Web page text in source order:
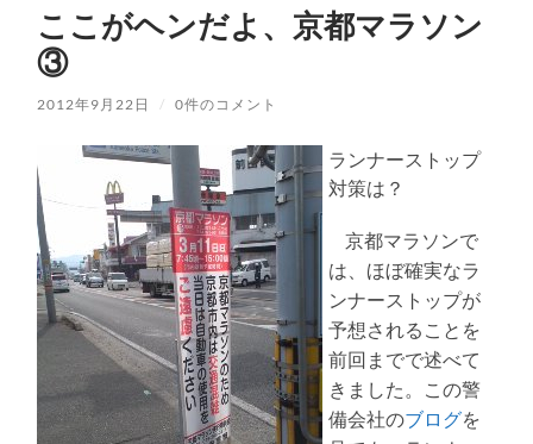
ここがヘンだよ、京都マラソン
③
2012年9月22日 / 0件のコメント
ランナーストップ
対策は？
京都マラソンで
は、ほぼ確実なラ
ンナーストップが
予想されることを
前回までで述べて
きました。この警
備会社のブログを